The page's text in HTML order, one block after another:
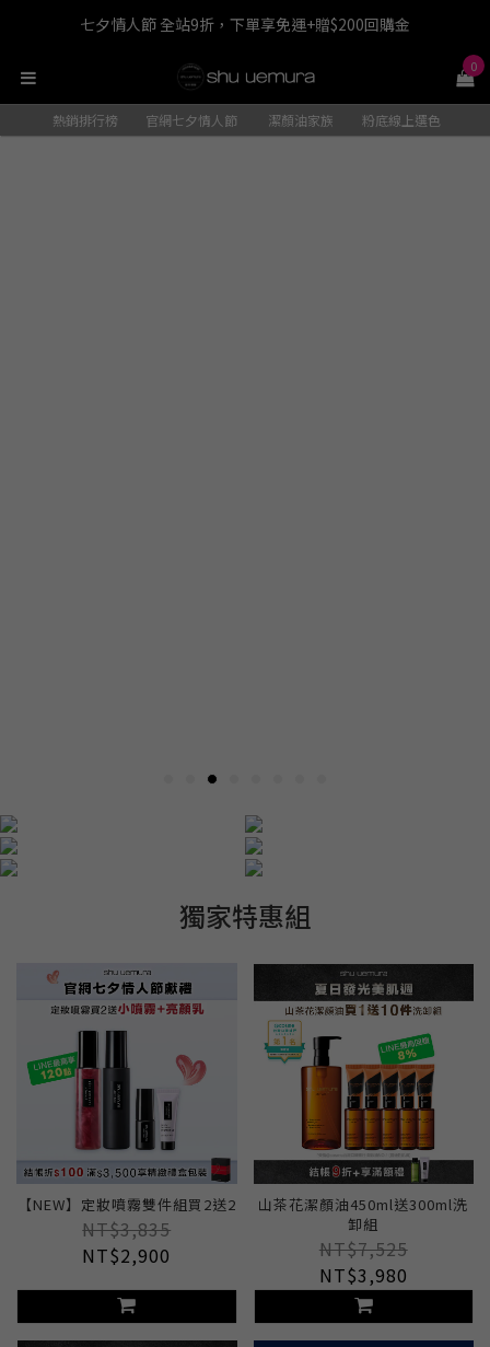
七夕情人節 全站9折，下單享免運+贈$200回購金
七夕情人節 全站9折，下單享免運+贈$200回購金
0
熱銷排行榜 官網七夕情人節 潔顏油家族 粉底線上選色
獨家特惠組
【NEW】定妝噴霧雙件組買2送2
NT$3,835
NT$2,900
山茶花潔顏油450ml送300ml洗
卸組
NT$7,525
NT$3,980